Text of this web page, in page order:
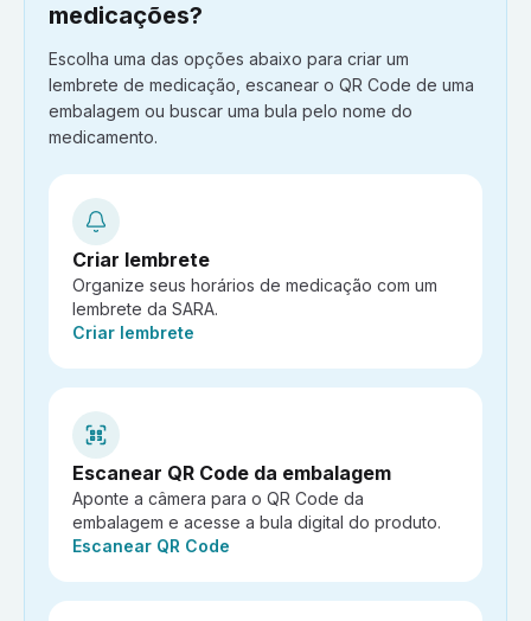
medicações?
Escolha uma das opções abaixo para criar um
lembrete de medicação, escanear o QR Code de uma
embalagem ou buscar uma bula pelo nome do
medicamento.
Criar lembrete
Organize seus horários de medicação com um
lembrete da SARA.
Ação:
Criar lembrete
Escanear QR Code da embalagem
Aponte a câmera para o QR Code da
embalagem e acesse a bula digital do produto.
Ação:
Escanear QR Code